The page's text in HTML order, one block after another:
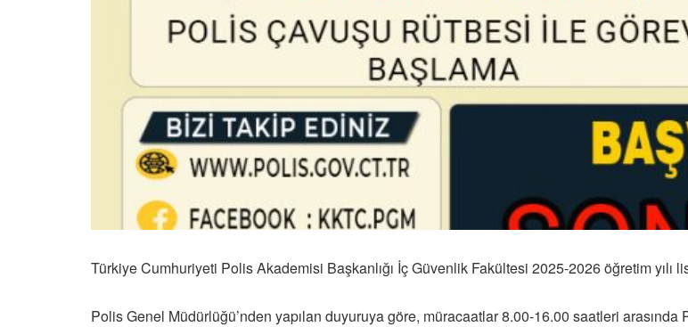
Türkiye Cumhuriyeti Polis Akademisi Başkanlığı İç Güvenlik Fakültesi 2025-2026 öğretim
Polis Genel Müdürlüğü’nden yapılan duyuruya göre, müracaatlar 8.00-16.00 saatleri